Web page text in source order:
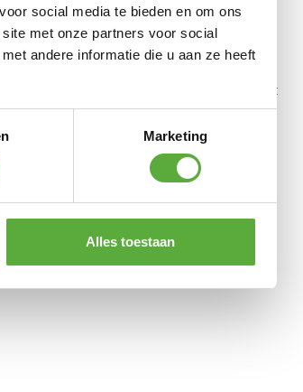
social media te bieden en om ons
met onze partners voor social
andere informatie die u aan ze heeft
Marketing
Alles toestaan
Bo-Camp Droogrek
Compact met